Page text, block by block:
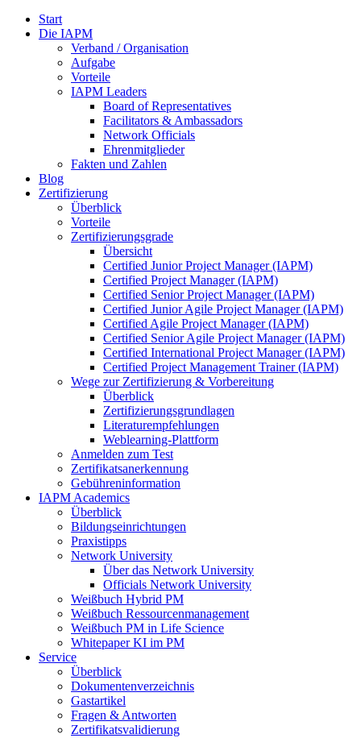
Start
Die IAPM
Verband / Organisation
Aufgabe
Vorteile
IAPM Leaders
Board of Representatives
Facilitators & Ambassadors
Network Officials
Ehrenmitglieder
Fakten und Zahlen
Blog
Zertifizierung
Überblick
Vorteile
Zertifizierungsgrade
Übersicht
Certified Junior Project Manager (IAPM)
Certified Project Manager (IAPM)
Certified Senior Project Manager (IAPM)
Certified Junior Agile Project Manager (IAPM)
Certified Agile Project Manager (IAPM)
Certified Senior Agile Project Manager (IAPM)
Certified International Project Manager (IAPM)
Certified Project Management Trainer (IAPM)
Wege zur Zertifizierung & Vorbereitung
Überblick
Zertifizierungsgrundlagen
Literaturempfehlungen
Weblearning-Plattform
Anmelden zum Test
Zertifikatsanerkennung
Gebühreninformation
IAPM Academics
Überblick
Bildungseinrichtungen
Praxistipps
Network University
Über das Network University
Officials Network University
Weißbuch Hybrid PM
Weißbuch Ressourcenmanagement
Weißbuch PM in Life Science
Whitepaper KI im PM
Service
Überblick
Dokumentenverzeichnis
Gastartikel
Fragen & Antworten
Zertifikatsvalidierung